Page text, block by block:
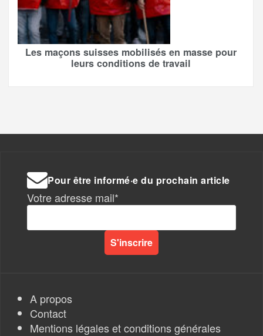
Les maçons suisses mobilisés en masse pour
leurs conditions de travail
Pour être informé·e du prochain article
Votre adresse mail*
A propos
Contact
Mentions légales et conditions générales